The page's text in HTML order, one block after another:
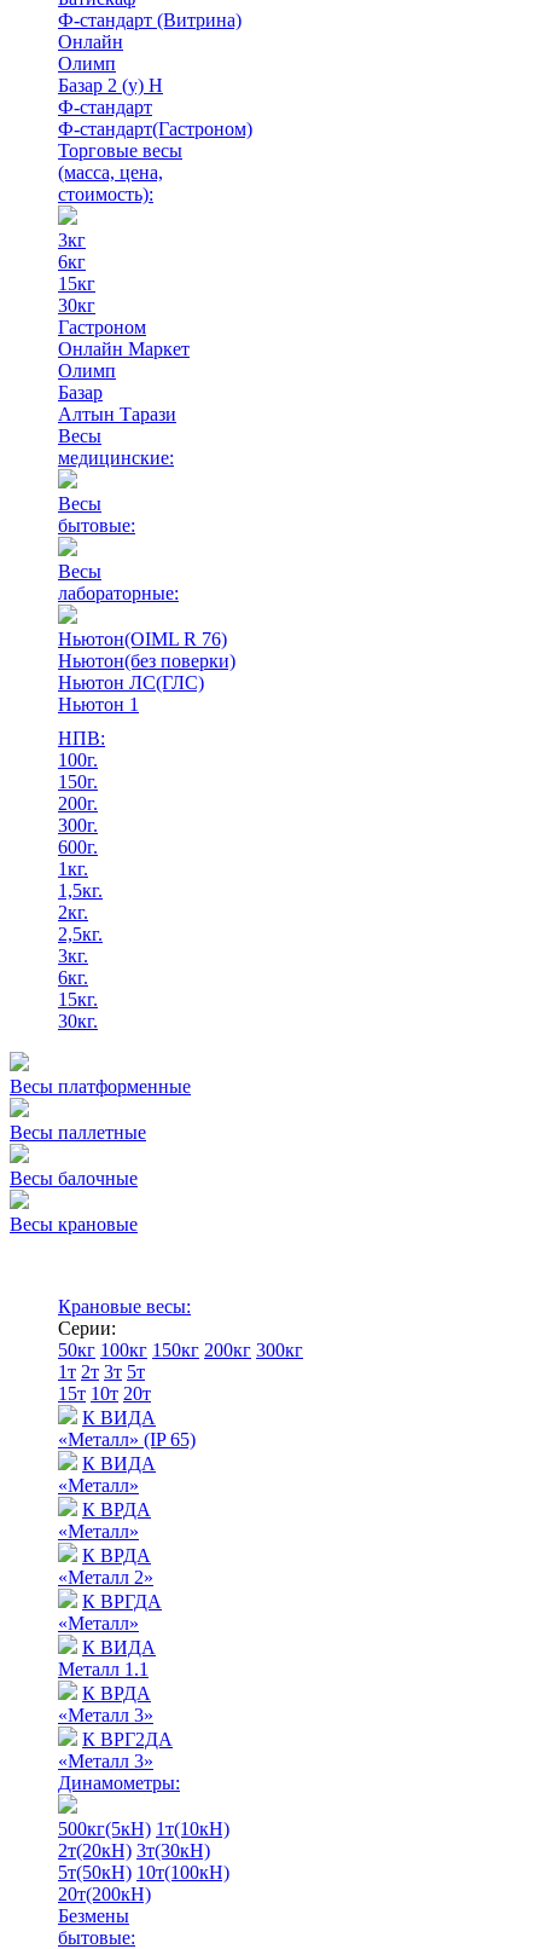
Ф-стандарт (Витрина)
Онлайн
Олимп
Базар 2 (у) Н
Ф-стандарт
Ф-стандарт(Гастроном)
Торговые весы
(масса, цена,
стоимость):
3кг
6кг
15кг
30кг
Гастроном
Онлайн Маркет
Олимп
Базар
Алтын Тарази
Весы
медицинские:
Весы
бытовые:
Весы
лабораторные:
Ньютон(OIML R 76)
Ньютон(без поверки)
Ньютон ЛС(ГЛС)
Ньютон 1
НПВ:
100г.
150г.
200г.
300г.
600г.
1кг.
1,5кг.
2кг.
2,5кг.
3кг.
6кг.
15кг.
30кг.
Весы платформенные
Весы паллетные
Весы балочные
Весы крановые
Крановые весы:
Серии:
50кг 100кг 150кг 200кг 300кг
1т 2т 3т 5т
15т 10т 20т
К ВИДА
«Металл» (IP 65)
К ВИДА
«Металл»
К ВРДА
«Металл»
К ВРДА
«Металл 2»
К ВРГДА
«Металл»
К ВИДА
Металл 1.1
К ВРДА
«Металл 3»
К ВРГ2ДА
«Металл 3»
Динамометры:
500кг(5кН) 1т(10кН)
2т(20кН) 3т(30кН)
5т(50кН) 10т(100кН)
20т(200кН)
Безмены
бытовые: